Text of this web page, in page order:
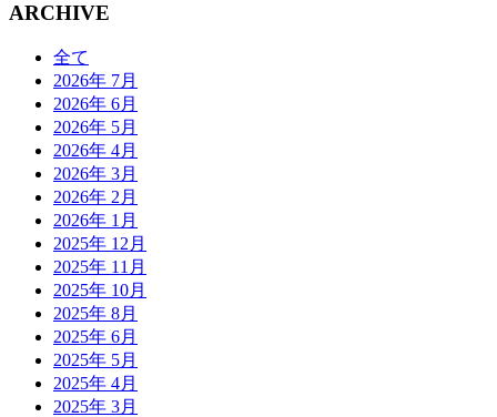
ARCHIVE
全て
2026年 7月
2026年 6月
2026年 5月
2026年 4月
2026年 3月
2026年 2月
2026年 1月
2025年 12月
2025年 11月
2025年 10月
2025年 8月
2025年 6月
2025年 5月
2025年 4月
2025年 3月